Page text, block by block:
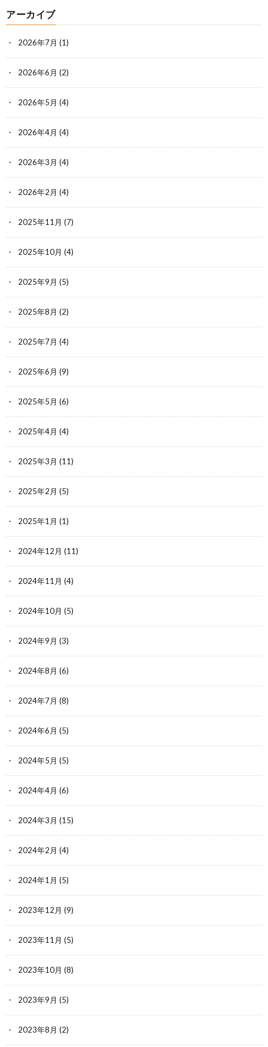
アーカイブ
2026年7月 (1)
2026年6月 (2)
2026年5月 (4)
2026年4月 (4)
2026年3月 (4)
2026年2月 (4)
2025年11月 (7)
2025年10月 (4)
2025年9月 (5)
2025年8月 (2)
2025年7月 (4)
2025年6月 (9)
2025年5月 (6)
2025年4月 (4)
2025年3月 (11)
2025年2月 (5)
2025年1月 (1)
2024年12月 (11)
2024年11月 (4)
2024年10月 (5)
2024年9月 (3)
2024年8月 (6)
2024年7月 (8)
2024年6月 (5)
2024年5月 (5)
2024年4月 (6)
2024年3月 (15)
2024年2月 (4)
2024年1月 (5)
2023年12月 (9)
2023年11月 (5)
2023年10月 (8)
2023年9月 (5)
2023年8月 (2)